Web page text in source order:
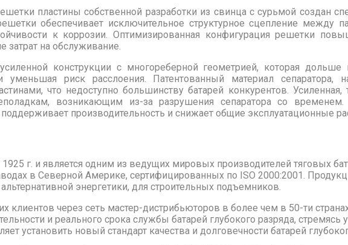
пластины собственной разработки из свинца с сурьмой создан
обеспечивает исключительное структурное сцепление между
к коррозии. Оптимизированная конфигурация решетки
на обслуживание.
конструкции c многореберной геометрией, которая
уменьшая риск расслоения. Патентованный материал
что недоступно большинству батарей конкурентов. Усиленная,
возникающим из-за разрушения сепаратора со временем.
производительность и снижает общие эксплуатационные
г. и является одним из ведущих мировых производителей тяговых
в Северной Америке, сертифицированных по ISO 2000:2001.
энергетики, для строительных подъемников.
клиентов через сеть мастер-дистрибьюторов в более чем в 50-ти
и реального срока службы батарей глубокого разряда,
установить новый стандарт качества и долговечности батарей